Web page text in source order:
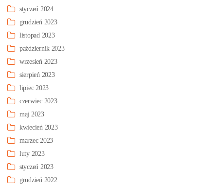
styczeń 2024
grudzień 2023
listopad 2023
październik 2023
wrzesień 2023
sierpień 2023
lipiec 2023
czerwiec 2023
maj 2023
kwiecień 2023
marzec 2023
luty 2023
styczeń 2023
grudzień 2022